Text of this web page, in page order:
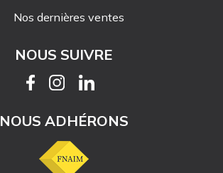
Nos dernières ventes
NOUS SUIVRE
NOUS ADHÉRONS